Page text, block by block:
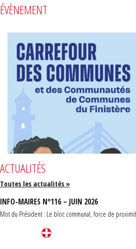
ÉVÈNEMENT
ACTUALITÉS
Toutes les actualités »
INFO-MAIRES N°116 – JUIN 2026
Mot du Président : Le bloc communal, force de